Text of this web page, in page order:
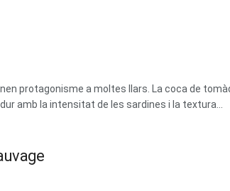
protagonisme a moltes llars. La coca de
amb la intensitat de les sardines i la textura...